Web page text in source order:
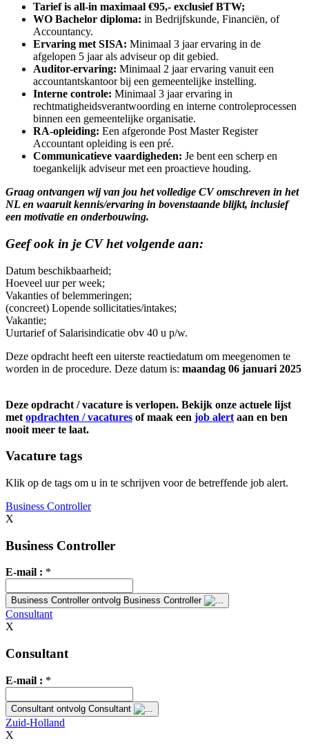
Tarief is all-in maximaal €95,- exclusief BTW;
WO Bachelor diploma: in Bedrijfskunde, Financiën, of
Accountancy.
Ervaring met SISA: Minimaal 3 jaar ervaring in de
afgelopen 5 jaar als adviseur op dit gebied.
Auditor-ervaring: Minimaal 2 jaar ervaring vanuit een
accountantskantoor bij een gemeentelijke instelling.
Interne controle: Minimaal 3 jaar ervaring in
rechtmatigheidsverantwoording en interne controleprocessen
binnen een gemeentelijke organisatie.
RA-opleiding: Een afgeronde Post Master Register
Accountant opleiding is een pré.
Communicatieve vaardigheden: Je bent een scherp en
toegankelijk adviseur met een proactieve houding.
Graag ontvangen wij van jou het volledige CV omschreven in het
NL en waaruit kennis/ervaring in bovenstaande blijkt, inclusief
een motivatie en onderbouwing.
Geef ook in je CV het volgende aan:
Datum beschikbaarheid;
Hoeveel uur per week;
Vakanties of belemmeringen;
(concreet) Lopende sollicitaties/intakes;
Vakantie;
Uurtarief of Salarisindicatie obv 40 u p/w.
Deze opdracht heeft een uiterste reactiedatum om meegenomen te
worden in de procedure. Deze datum is: maandag 06 januari 2025
Deze opdracht / vacature is verlopen. Bekijk onze actuele lijst
met opdrachten / vacatures of maak een job alert aan en ben
nooit meer te laat.
Vacature tags
Klik op de tags om u in te schrijven voor de betreffende job alert.
Business Controller
X
Business Controller
E-mail : *
Business Controller ontvolg Business Controller
Consultant
X
Consultant
E-mail : *
Consultant ontvolg Consultant
Zuid-Holland
X